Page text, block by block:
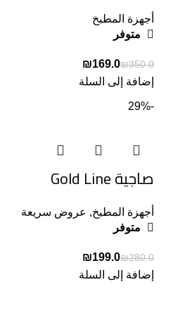
أجهزة المطبخ
متوفر
₪350.0
₪169.0
إضافة إلى السلة
-29%
صاجية Gold Line
أجهزة المطبخ, عروض سريعة
متوفر
₪280.0
₪199.0
إضافة إلى السلة